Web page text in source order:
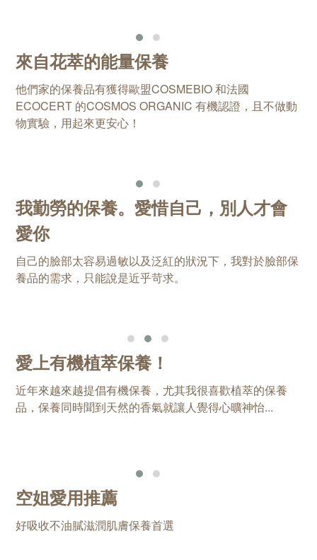
來自花萃的能量保養
他們家的保養品有獲得歐盟COSMEBIO 和法國
ECOCERT 的COSMOS ORGANIC 有機認證，且不做動
物實驗，用起來更安心！
我勤勞的保養。愛惜自己，別人才會
愛你
自己的臉部太容易過敏以及泛紅的狀況下，我對於臉部保
養品的需求，只能說是近乎苛求。
愛上有機植萃保養！
近年來越來越提倡有機保養，尤其我很喜歡植萃的保養
品，保養同時聞到天然的香氣就讓人覺得心曠神怡...
空姐愛用推薦
好吸收不油膩滋潤肌膚保養首選